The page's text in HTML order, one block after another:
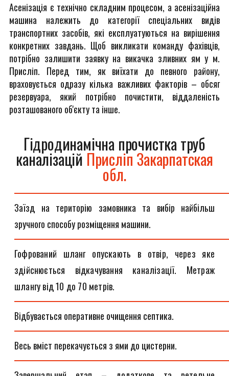
Асенізація є технічно складним процесом, а асенізаційна
машина належить до категорії спеціальних видів
транспортних засобів, які експлуатуються на вирішення
конкретних завдань. Щоб викликати команду фахівців,
потрібно залишити заявку на викачка зливних ям у м.
Присліп. Перед тим, як виїхати до певного району,
враховується одразу кілька важливих факторів – обсяг
резервуара, який потрібно почистити, віддаленість
розташованого об'єкту та інше.
Гідродинамічна прочистка труб
каналізацій Присліп Закарпатская
обл.
Заїзд на територію замовника та вибір найбільш
зручного способу розміщення машини.
Гофрований шланг опускають в отвір, через яке
здійснюється відкачування каналізації. Метраж
шлангу від 10 до 70 метрів.
Відбувається оперативне очищення септика.
Весь вміст перекачується з ями до цистерни.